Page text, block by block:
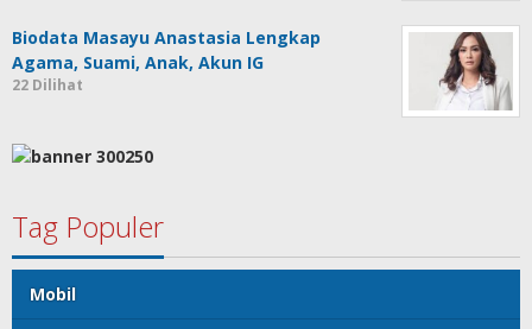
Biodata Masayu Anastasia Lengkap
Agama, Suami, Anak, Akun IG
22 Dilihat
Tag Populer
Mobil